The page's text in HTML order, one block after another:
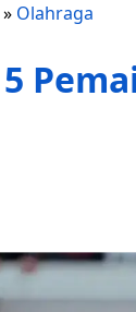
» Olahraga
5